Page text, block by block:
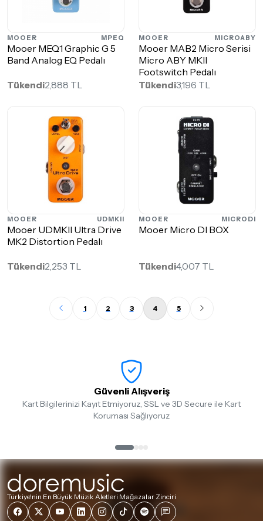
MOOER MPEQ
Mooer MEQ1 Graphic G 5
Band Analog EQ Pedalı
Tükendi2,888 TL
MOOER MICROABY
Mooer MAB2 Micro Serisi
Micro ABY MKII
Footswitch Pedalı
Tükendi3,196 TL
MOOER UDMKII
Mooer UDMKII Ultra Drive
MK2 Distortion Pedalı
Tükendi2,253 TL
MOOER MICRODI
Mooer Micro DI BOX
Tükendi4,007 TL
1 2 3 4 5
Güvenli Alışveriş
Kart Bilgilerinizi Kayıt Etmiyoruz, SSL ve 3D Secure ile Kart
Koruması Sağlıyoruz
Türkiye'nin En Büyük Müzik Aletleri Mağazalar Zinciri